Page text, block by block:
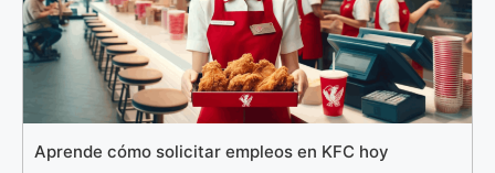
Aprende cómo solicitar empleos en KFC hoy